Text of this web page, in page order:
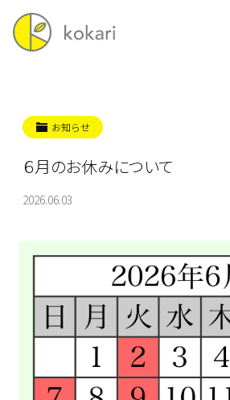
お知らせ
６月のお休みについて
2026.06.03